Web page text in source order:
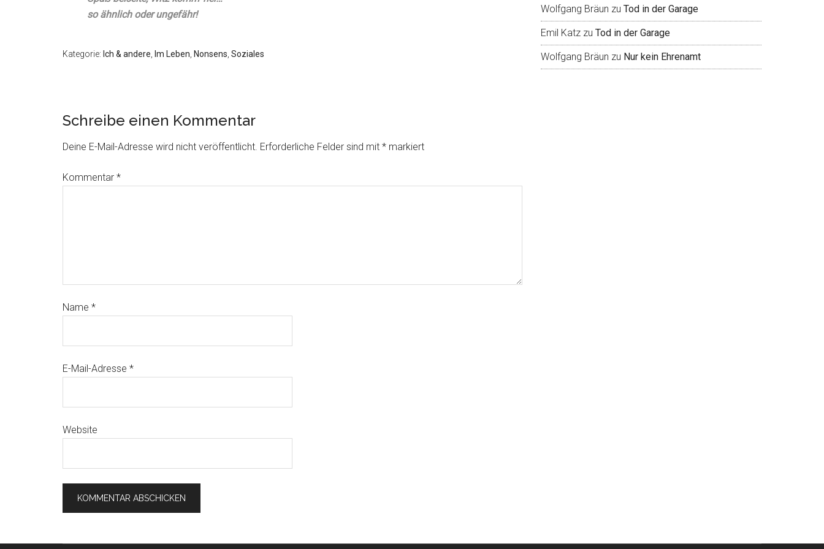
so ähnlich oder ungefähr!
Kategorie: Ich & andere Im Leben Nonsens Soziales
Schreibe einen Kommentar
Deine E-Mail-Adresse wird nicht veröffentlicht. Erforderliche Felder sind mit * markiert
Kommentar *
Name *
E-Mail-Adresse *
Website
Wolfgang Bräun zu Tod in der Garage
Emil Katz zu Tod in der Garage
Wolfgang Bräun zu Nur kein Ehrenamt